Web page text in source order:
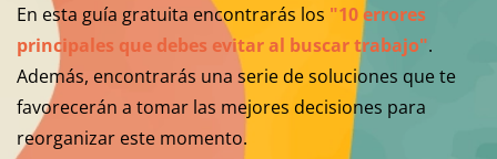
En esta guía gratuita encontrarás los "10 errores
principales que debes evitar al buscar trabajo".
Además, encontrarás una serie de soluciones que te
favorecerán a tomar las mejores decisiones para
reorganizar este momento.